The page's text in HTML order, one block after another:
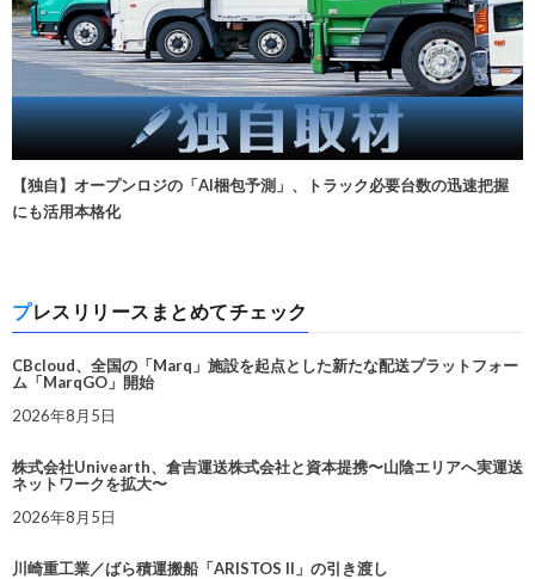
【独自】オープンロジの「AI梱包予測」、トラック必要台数の迅速把握
にも活用本格化
プレスリリースまとめてチェック
CBcloud、全国の「Marq」施設を起点とした新たな配送プラットフォー
ム「MarqGO」開始
2026年8月5日
株式会社Univearth、倉吉運送株式会社と資本提携〜山陰エリアへ実運送
ネットワークを拡大〜
2026年8月5日
川崎重工業／ばら積運搬船「ARISTOS II」の引き渡し